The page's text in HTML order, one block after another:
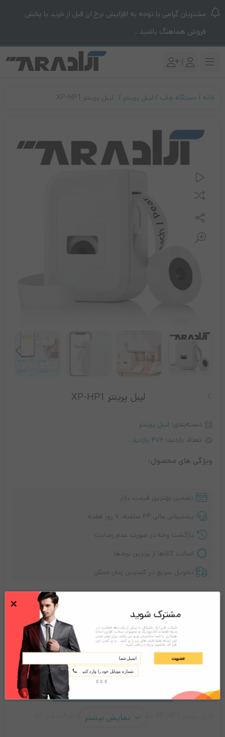
مشتریان گرامی با توجه به افزایش نرخ ارز قبل از خرید با بخش
فروش هماهنگ باشید .
|
خانه دستگاه چاپ لیبل پرینتر لیبل پرینتر XP-HP1
لیبل پرینتر XP-HP1
دسته‌بندی: لیبل پرینتر
تعداد بازدید: 476 بازدید
ویژگی های محصول:
تضمین بهترین قیمت بازار
پشتیبانی عالی ۲۴ ساعته، ۷ روز هفته
بازگشت وجه در صورت عدم رضایت
اصالت کالاها از برترین برندها
تحویل سریع در کمترین زمان ممکن
توضیحات نقد و بررسی‌ها (0)
لیبل پرینتر XP-HP1
لیبل پرینتر XP-HP1 محصول جدید و متفاوت از شرکت فنی آراد
نمایش بیشتر
مشترک شوید
شرکت فنی آراد تکنیکال با بیش از یک دهه فعالیت در
زمینه قطعات الکترونیک و تجهیزات سخت افزاری آماده
همکاری با شما مشتریان عزیز می باشد. برای بهتر شدن
این ارتباط لطفا فیلد های زیر را پر کنید . با پر کردن این
فرم کد تخفیف ویژه دریافت کنید.
عضویت
×